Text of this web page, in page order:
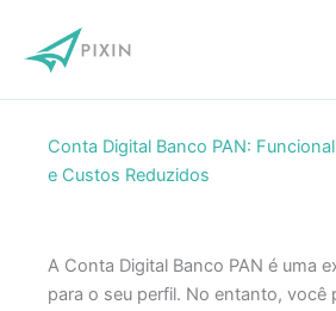
para
Conta Digital Banco PAN:
e Custos Reduzidos
A Conta Digital Banco PAN é uma
para o seu perfil. No entanto, você